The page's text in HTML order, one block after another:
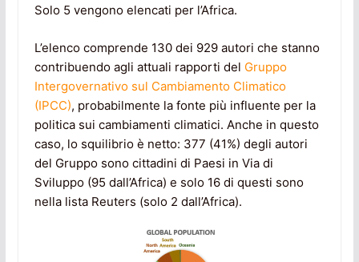
Solo 5 vengono elencati per l’Africa.
L’elenco comprende 130 dei 929 autori che stanno
contribuendo agli attuali rapporti del Gruppo
Intergovernativo sul Cambiamento Climatico
(IPCC), probabilmente la fonte più influente per la
politica sui cambiamenti climatici. Anche in questo
caso, lo squilibrio è netto: 377 (41%) degli autori
del Gruppo sono cittadini di Paesi in Via di
Sviluppo (95 dall’Africa) e solo 16 di questi sono
nella lista Reuters (solo 2 dall’Africa).